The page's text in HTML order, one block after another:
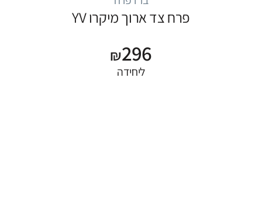
פרח צד ארוך מיקרו YV
₪296
ליחידה